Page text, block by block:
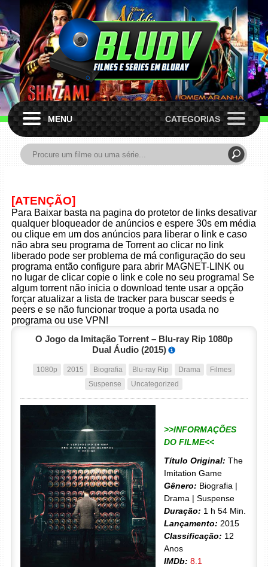
MENU CATEGORIAS
[ATENÇÃO]
Para Baixar basta na pagina do protetor de links desativar
qualquer bloqueador de anúncios e espere 30s em média
ou clique em um dos anúncios para liberar o link e caso
não abra seu programa de Torrent ao clicar no link
liberado pode ser problema de má configuração do seu
programa então configure para abrir MAGNET-LINK ou
no lugar de clicar copie o link e cole no seu programa! Se
algum torrent não inicia o download tente usar a opção
forçar atualizar a lista de tracker para buscar seeds e
peers e se não funcionar troque a porta usada no
programa ou use VPN!
O Jogo da Imitação Torrent – Blu-ray Rip 1080p
Dual Áudio (2015)
1080p 2015 Biografia Blu-ray Rip Drama
Filmes
Suspense
Uncategorized
>>INFORMAÇÕES
DO FILME<<
Título Original: The
Imitation Game
Gênero: Biografia |
Drama | Suspense
Duração: 1 h 54 Min.
Lançamento: 2015
Classificação: 12
Anos
IMDb: 8.1